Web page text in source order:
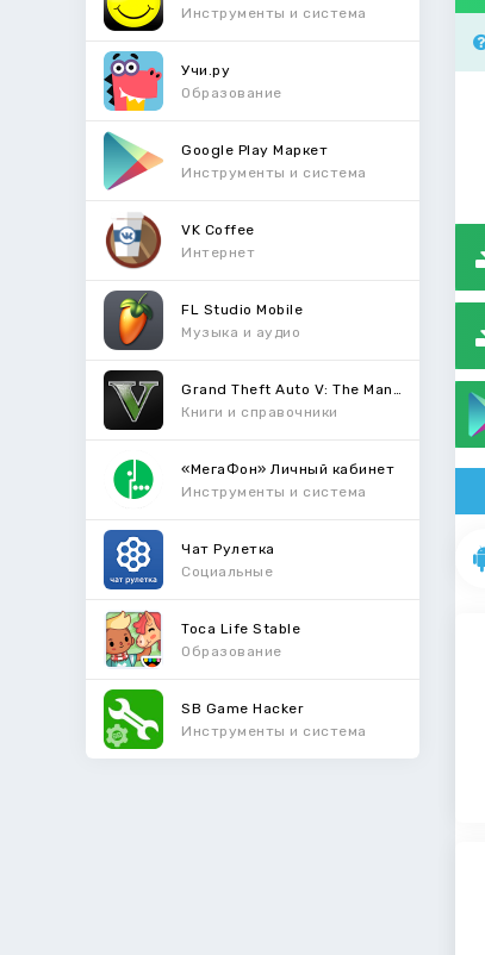
Инструменты и система
Учи.ру
Образование
Google Play Маркет
Инструменты и система
VK Coffee
Интернет
FL Studio Mobile
Музыка и аудио
Книги и справочники
«МегаФон» Личный кабинет
Инструменты и система
Чат Рулетка
Социальные
Toca Life Stable
Образование
SB Game Hacker
Инструменты и система